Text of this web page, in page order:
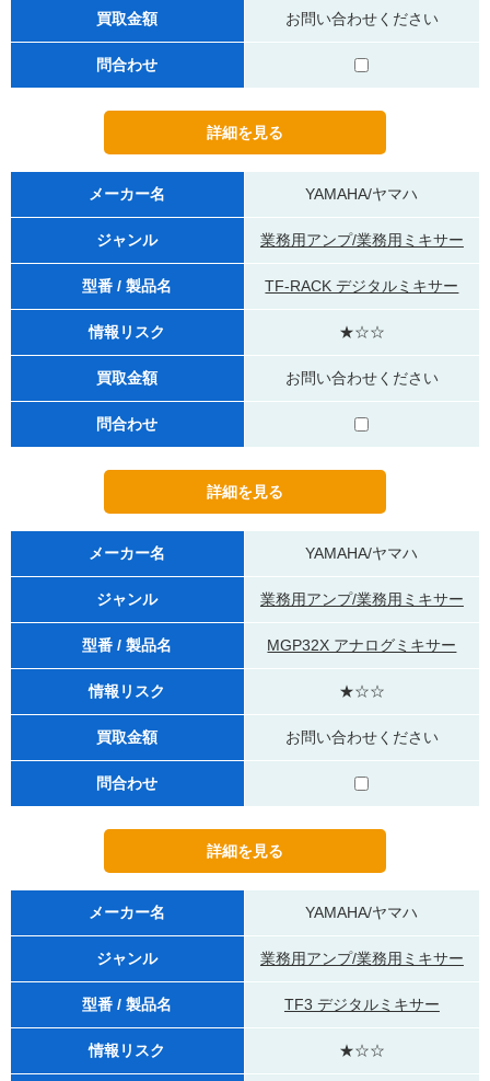
買取金額 お問い合わせください
問合わせ
メーカー名 YAMAHA/ヤマハ
ジャンル 業務用アンプ/業務用ミキサー
型番 / 製品名 TF-RACK デジタルミキサー
情報リスク ★☆☆
買取金額 お問い合わせください
問合わせ
メーカー名 YAMAHA/ヤマハ
ジャンル 業務用アンプ/業務用ミキサー
型番 / 製品名 MGP32X アナログミキサー
情報リスク ★☆☆
買取金額 お問い合わせください
問合わせ
メーカー名 YAMAHA/ヤマハ
ジャンル 業務用アンプ/業務用ミキサー
型番 / 製品名 TF3 デジタルミキサー
情報リスク ★☆☆